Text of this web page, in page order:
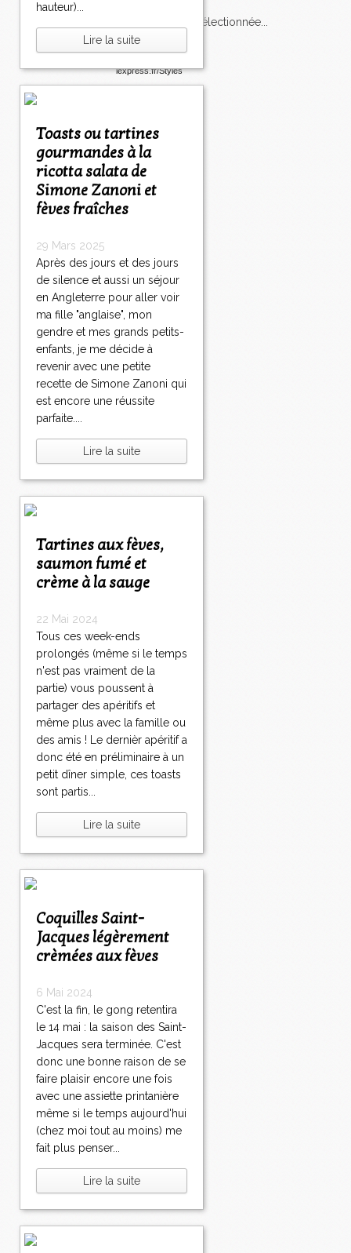
hauteur)...
Lire la suite
Toasts ou tartines
gourmandes à la
ricotta salata de
Simone Zanoni et
fèves fraîches
29 Mars 2025
Après des jours et des jours
de silence et aussi un séjour
en Angleterre pour aller voir
ma fille "anglaise", mon
gendre et mes grands petits-
enfants, je me décide à
revenir avec une petite
recette de Simone Zanoni qui
est encore une réussite
parfaite....
Lire la suite
Tartines aux fèves,
saumon fumé et
crème à la sauge
22 Mai 2024
Tous ces week-ends
prolongés (même si le temps
n'est pas vraiment de la
partie) vous poussent à
partager des apéritifs et
même plus avec la famille ou
des amis ! Le dernièr apéritif a
donc été en préliminaire à un
petit dîner simple, ces toasts
sont partis...
Lire la suite
Coquilles Saint-
Jacques légèrement
crèmées aux fèves
6 Mai 2024
C'est la fin, le gong retentira
le 14 mai : la saison des Saint-
Jacques sera terminée. C'est
donc une bonne raison de se
faire plaisir encore une fois
avec une assiette printanière
même si le temps aujourd'hui
(chez moi tout au moins) me
fait plus penser...
Lire la suite
L'Express style m'a sélectionnée...
lexpress.fr/Styles